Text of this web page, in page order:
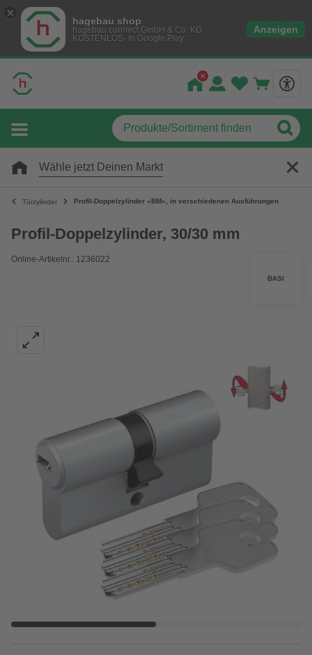
hagebau shop
hagebau connect GmbH & Co. KG
KOSTENLOS- In Google Play
Anzeigen
Wähle jetzt Deinen Markt
Türzylinder Profil-Doppelzylinder »BM«, in verschiedenen Ausführungen
Profil-Doppelzylinder, 30/30 mm
Online-Artikelnr.: 1236022
BASI